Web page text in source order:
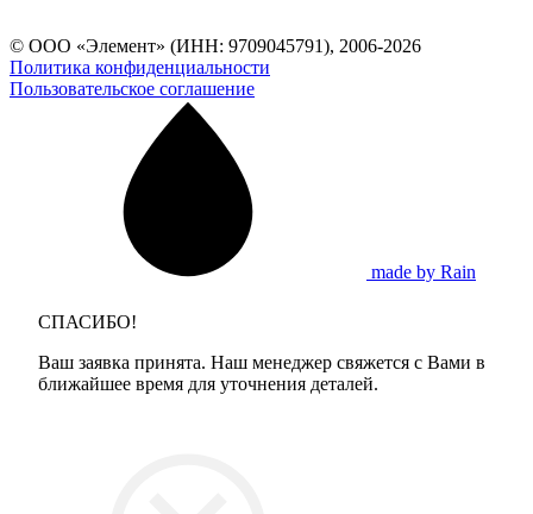
© ООО «Элемент» (ИНН: 9709045791), 2006-2026
Политика конфиденциальности
Пользовательское соглашение
made by Rain
СПАСИБО!
Ваш заявка принята. Наш менеджер свяжется с Вами в
ближайшее время для уточнения деталей.